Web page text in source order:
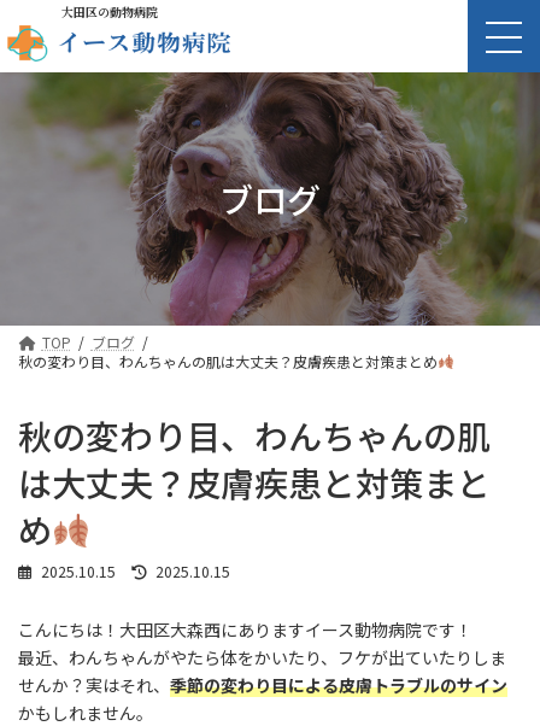
大田区の動物病院
ブログ
TOP
ブログ
秋の変わり目、わんちゃんの肌は大丈夫？皮膚疾患と対策まとめ
秋の変わり目、わんちゃんの肌
は大丈夫？皮膚疾患と対策まと
め
2025.10.15
最
新
日
:
2025.10.15
こんにちは！大田区大森西にありますイース動物病院です！
最近、わんちゃんがやたら体をかいたり、フケが出ていたりしま
せんか？実はそれ、 季節の変わり目による皮膚トラブルのサイン
かもしれません。